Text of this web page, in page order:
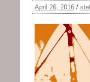
April 26, 2016 /